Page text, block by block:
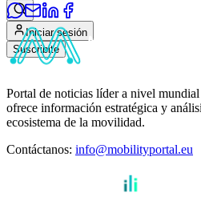
Iniciar sesión
Suscribite
Portal de noticias líder a nivel
ofrece información estratégica y
ecosistema de la movilidad.
Contáctanos: info@mobilityportal.eu